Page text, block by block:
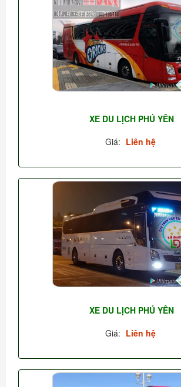
XE DU LỊCH PHÚ YÊN
Giá: Liên hệ
XE DU LỊCH PHÚ YÊN
Giá: Liên hệ